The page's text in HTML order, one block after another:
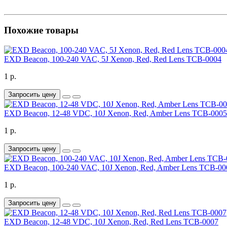
Похожие товары
EXD Beacon, 100-240 VAC, 5J Xenon, Red, Red Lens TCB-0004
1 р.
Запросить цену
EXD Beacon, 12-48 VDC, 10J Xenon, Red, Amber Lens TCB-0005
1 р.
Запросить цену
EXD Beacon, 100-240 VAC, 10J Xenon, Red, Amber Lens TCB-
1 р.
Запросить цену
EXD Beacon, 12-48 VDC, 10J Xenon, Red, Red Lens TCB-0007